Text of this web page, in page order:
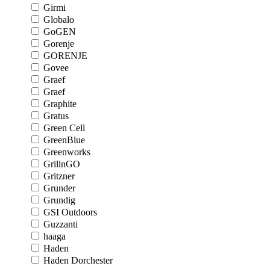
Girmi
Globalo
GoGEN
Gorenje
GORENJE
Govee
Graef
Graef
Graphite
Gratus
Green Cell
GreenBlue
Greenworks
GrillnGO
Gritzner
Grunder
Grundig
GSI Outdoors
Guzzanti
haaga
Haden
Haden Dorchester